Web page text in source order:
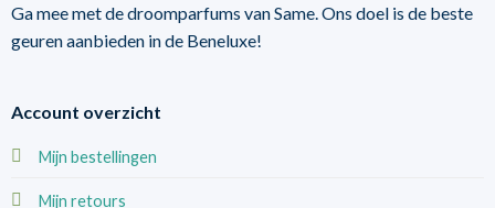
Ga mee met de droomparfums van Same. Ons doel is de beste
geuren aanbieden in de Beneluxe!
Account overzicht
Mijn bestellingen
Mijn retours